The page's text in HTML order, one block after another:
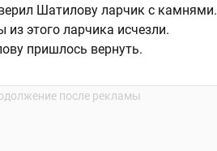
Шатилову ларчик с камнями.
этого ларчика исчезли.
пришлось вернуть.